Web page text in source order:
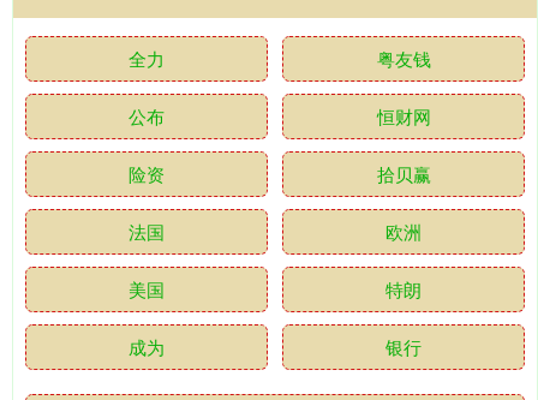
全力 粤友钱
公布 恒财网
险资 拾贝赢
法国 欧洲
美国 特朗
成为 银行